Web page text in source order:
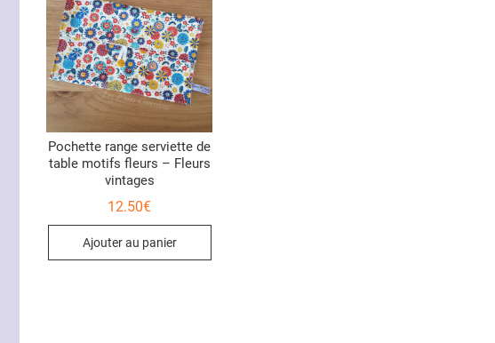
Pochette range serviette de
table motifs fleurs – Fleurs
vintages
12.50€
Ajouter au panier